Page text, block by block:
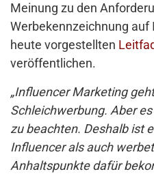
Meinung zu den
Werbekennzeichnung auf
heute vorgestellten
veröffentlichen.
„Influencer Marketing
Schleichwerbung. Aber
zu beachten. Deshalb ist
Influencer als auch
Anhaltspunkte dafür